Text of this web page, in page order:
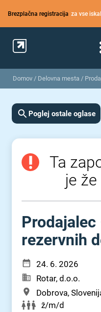
Brezplačna registracija za vse
Domov / Delovna mesta /
Poglej ostale oglase
Ta
je
rezervnih
24. 6. 2026
Rotar, d.o.o.
Dobrova,
ž/m/d